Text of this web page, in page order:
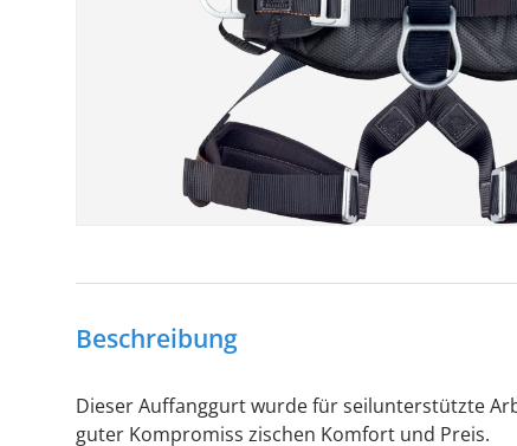
Beschreibung
Dieser Auffanggurt wurde für seilunterstützte
guter Kompromiss zischen Komfort und Preis.